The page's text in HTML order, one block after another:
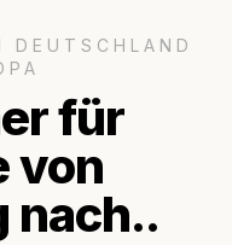
DEUTSCHLAND
für
von
nach..